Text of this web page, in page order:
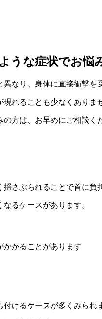
うな症状でお悩
なり、身体に直接衝撃を
れることも少なくありま
方は、お早めにご相談く
さぶられることで首に負
るケースがあります。
かかることがあります
けるケースが多くみられ